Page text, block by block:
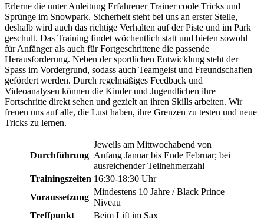
Erlerne die unter Anleitung Erfahrener Trainer coole Tricks und
Sprünge im Snowpark. Sicherheit steht bei uns an erster Stelle,
deshalb wird auch das richtige Verhalten auf der Piste und im Park
geschult. Das Training findet wöchentlich statt und bieten sowohl
für Anfänger als auch für Fortgeschrittene die passende
Herausforderung. Neben der sportlichen Entwicklung steht der
Spass im Vordergrund, sodass auch Teamgeist und Freundschaften
gefördert werden. Durch regelmäßiges Feedback und
Videoanalysen können die Kinder und Jugendlichen ihre
Fortschritte direkt sehen und gezielt an ihren Skills arbeiten. Wir
freuen uns auf alle, die Lust haben, ihre Grenzen zu testen und neue
Tricks zu lernen.
Durchführung
Jeweils am Mittwochabend von
Anfang Januar bis Ende Februar; bei
ausreichender Teilnehmerzahl
Trainingszeiten 16:30-18:30 Uhr
Voraussetzung
Mindestens 10 Jahre / Black Prince
Niveau
Treffpunkt
Beim Lift im Sax